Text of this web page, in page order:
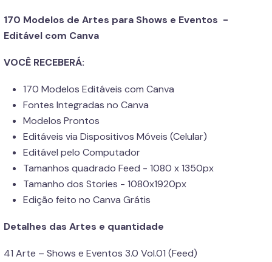
170 Modelos de Artes para Shows e Eventos -
Editável com Canva
VOCÊ RECEBERÁ:
170 Modelos Editáveis com Canva
Fontes Integradas no Canva
Modelos Prontos
Editáveis via Dispositivos Móveis (Celular)
Editável pelo Computador
Tamanhos quadrado Feed - 1080 x 1350px
Tamanho dos Stories - 1080x1920px
Edição feito no Canva Grátis
Detalhes das Artes e quantidade
41 Arte – Shows e Eventos 3.0 Vol.01 (Feed)